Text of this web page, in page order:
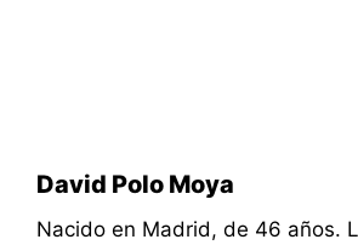
David Polo Moya
Nacido en Madrid, de 46 años.